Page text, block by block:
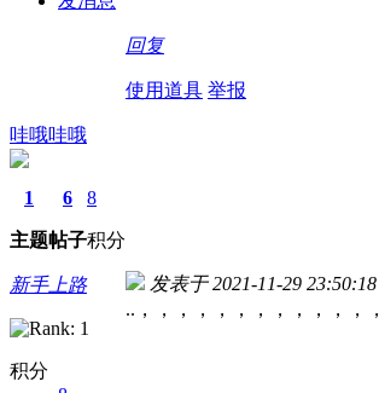
回复
使用道具 举报
哇哦哇哦
1
主题
6
帖子
8
积分
新手上路
积分
发表于 2021-11-29 23:50:18
..，，，，，，，，，，，，，